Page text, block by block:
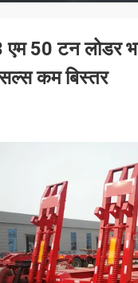
50 टन लोडर
कम बिस्तर